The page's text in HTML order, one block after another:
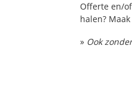
Offerte en/
halen?
» Ook